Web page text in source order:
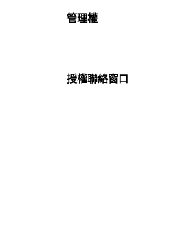
管理權
授權聯絡窗口